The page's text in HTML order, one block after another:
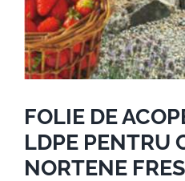
FOLIE DE
LDPE PENTRU
NORTENE